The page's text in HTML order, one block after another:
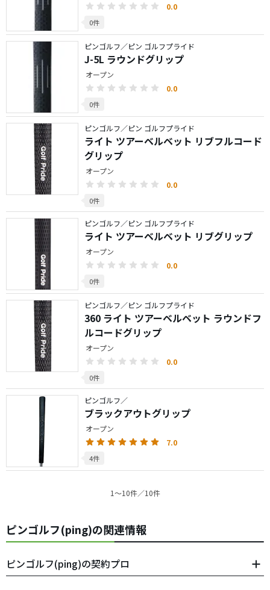
0.0
0件
ピンゴルフ／ピン ゴルフプライド
J-5L ラウンドグリップ
オープン
0.0
0件
ピンゴルフ／ピン ゴルフプライド
ライト ツアーベルベット リブフルコード
グリップ
オープン
0.0
0件
ピンゴルフ／ピン ゴルフプライド
ライト ツアーベルベット リブグリップ
オープン
0.0
0件
ピンゴルフ／ピン ゴルフプライド
360 ライト ツアーベルベット ラウンドフ
ルコードグリップ
オープン
0.0
0件
ピンゴルフ／
ブラックアウトグリップ
オープン
7.0
4件
1〜10件／10件
ピンゴルフ(ping)の関連情報
ピンゴルフ(ping)の契約プロ